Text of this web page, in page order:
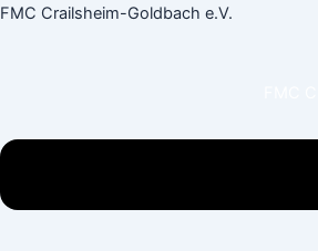
Zum
FMC Crailsheim-Goldbach e.V.
MenüSuchen